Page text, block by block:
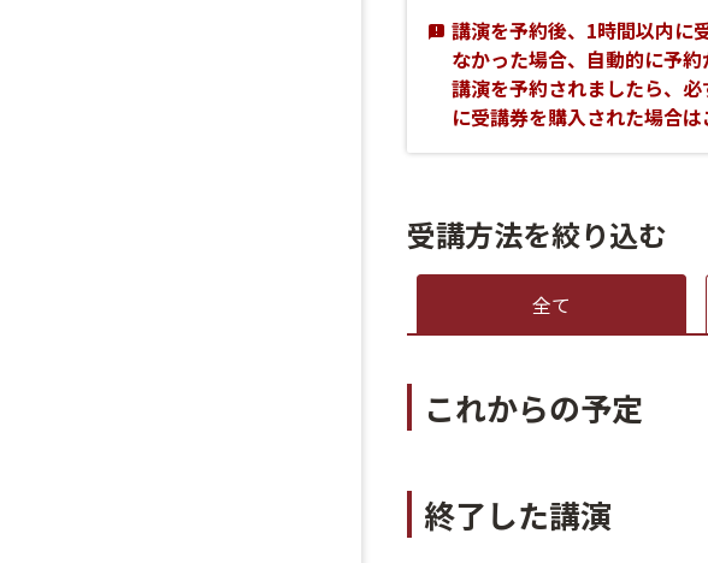
講演を予約後、1時間以内に
なかった場合、自動的に予約
講演を予約されましたら、
に受講券を購入された場合は
受講方法を絞り込む
全て
これからの予定
終了した講演